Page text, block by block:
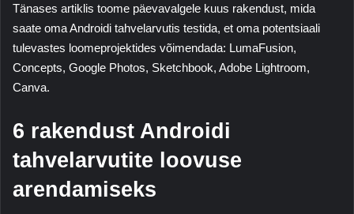
Tänases artiklis toome päevavalgele kuus rakendust, mida
saate oma Androidi tahvelarvutis testida, et oma potentsiaali
tulevastes loomeprojektides võimendada: LumaFusion,
Concepts, Google Photos, Sketchbook, Adobe Lightroom,
Canva.
6 rakendust Androidi
tahvelarvutite loovuse
arendamiseks